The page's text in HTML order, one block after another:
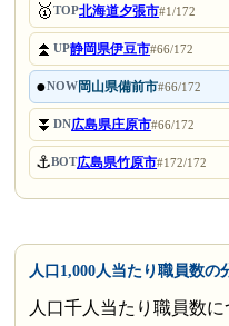
🥇TOP北海道夕張市#1/172
⏫UP静岡県伊豆市#66/172
●NOW岡山県備前市#66/172
⏬DN広島県庄原市#66/172
⚓BOT広島県竹原市#172/172
人口1,000人当たり職員数の
人口千人当たり職員数